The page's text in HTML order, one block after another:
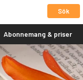
Sök
Abonnemang & priser